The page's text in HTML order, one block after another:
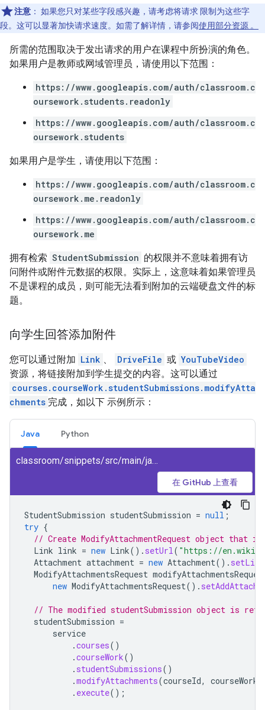
注意 ： 如果您只对某些字段感兴趣，请考虑将请求 限制为这些字
段。这可以显著加快请求速度。如需了解详情，请参阅使用部分资源 。
所需的范围取决于发出请求的用户在课程中所扮演的角色。
如果用户是教师或网域管理员，请使用以下范围：
https://www.googleapis.com/auth/classroom.c
oursework.students.readonly
https://www.googleapis.com/auth/classroom.c
oursework.students
如果用户是学生，请使用以下范围：
https://www.googleapis.com/auth/classroom.c
oursework.me.readonly
https://www.googleapis.com/auth/classroom.c
oursework.me
拥有检索 StudentSubmission 的权限并不意味着拥有访
问附件或附件元数据的权限。实际上，这意味着如果管理员
不是课程的成员，则可能无法看到附加的云端硬盘文件的标
题。
向学生回答添加附件
您可以通过附加 Link 、 DriveFile 或 YouTubeVideo
资源，将链接附加到学生提交的内容。这可以通过
courses.courseWork.studentSubmissions.modifyAtta
chments 完成，如以下 示例所示：
Java Python
classroom/snippets/src/main/java/ModifyAttachmentsStudentSubmission.java
在 GitHub 上查看
StudentSubmission studentSubmission = null ;
try {
// Create ModifyAttachmentRequest object that
Link link = new Link(). setUrl( "https://
Attachment attachment = new Attachment(). setLink
ModifyAttachmentsRequest
new ModifyAttachmentsRequest().
// The modified studentSubmission object is
studentSubmission =
service
.courses()
.courseWork()
. studentSubmissions()
.modifyAttachments(courseId,
. execute();